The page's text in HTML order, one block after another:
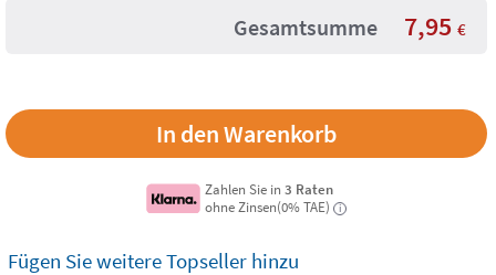
Gesamtsumme 7,95 €
Zahlen Sie in3 Raten
ohne Zinsen(0% TAE)
i
Fügen Sie weitere Topseller hinzu